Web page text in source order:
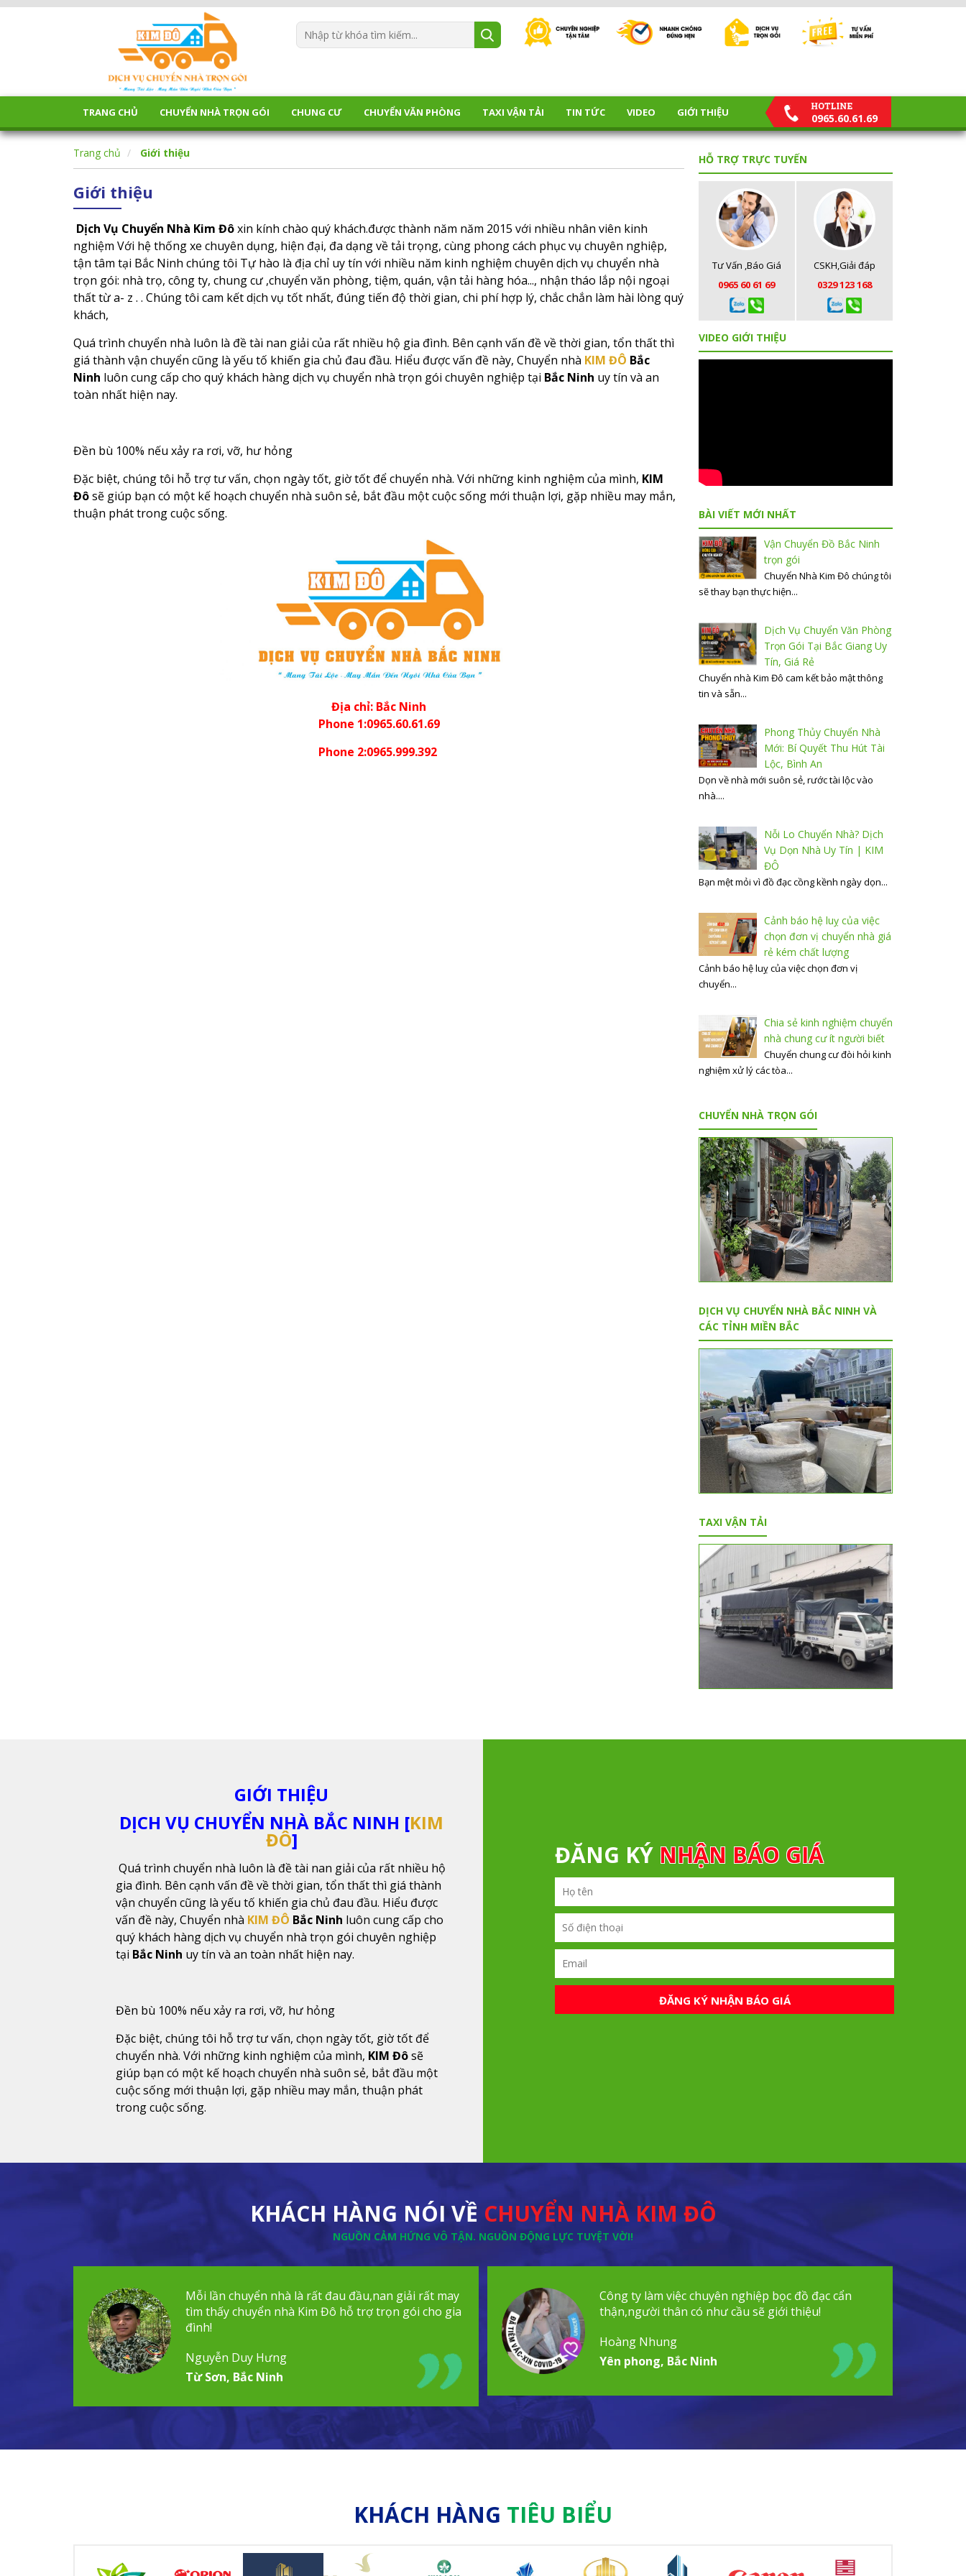
TRANG CHỦ CHUYỂN NHÀ TRỌN GÓI CHUNG CƯ CHUYỂN VĂN PHÒNG TAXI VẬN TẢI TIN TỨC VIDEO GIỚI THIỆU 0965.60.61.69
Trang chủ Giới thiệu
Giới thiệu
Dịch Vụ Chuyển Nhà Kim Đôxin kính chào quý khách.được thành năm năm 2015 với nhiều nhân viên kinh
nghiệm Với hệ thống xe chuyên dụng, hiện đại, đa dạng về tải trọng, cùng phong cách phục vụ chuyên nghiệp,
tận tâm tại Bắc Ninh chúng tôi Tự hào là địa chỉ uy tín với nhiều năm kinh nghiệm chuyên dịch vụ chuyển nhà
trọn gói: nhà trọ, công ty, chung cư ,chuyển văn phòng, tiệm, quán, vận tải hàng hóa..., nhận tháo lắp nội ngoại
thất từ a- z . . Chúng tôi cam kết dịch vụ tốt nhất, đúng tiến độ thời gian, chi phí hợp lý, chắc chắn làm hài lòng quý
khách,
Quá trình chuyển nhà luôn là đề tài nan giải của rất nhiều hộ gia đình. Bên cạnh vấn đề về thời gian, tổn thất thì
giá thành vận chuyển cũng là yếu tố khiến gia chủ đau đầu. Hiểu được vấn đề này, Chuyển nhà KIM ĐÔ Bắc
Ninh luôn cung cấp cho quý khách hàng dịch vụ chuyển nhà trọn gói chuyên nghiệp tại Bắc Ninh uy tín và an
toàn nhất hiện nay.
Đền bù 100% nếu xảy ra rơi, vỡ, hư hỏng
Đặc biệt, chúng tôi hỗ trợ tư vấn, chọn ngày tốt, giờ tốt để chuyển nhà. Với những kinh nghiệm của mình, KIM
Đôsẽ giúp bạn có một kế hoạch chuyển nhà suôn sẻ, bắt đầu một cuộc sống mới thuận lợi, gặp nhiều may mắn,
thuận phát trong cuộc sống.
Địa chỉ: Bắc Ninh
Phone 1:0965.60.61.69
Phone 2:0965.999.392
HỖ TRỢ TRỰC TUYẾN
Tư Vấn ,Báo Giá
0965 60 61 69
CSKH,Giải đáp
0329 123 168
VIDEO GIỚI THIỆU
BÀI VIẾT MỚI NHẤT
Vận Chuyển Đồ Bắc Ninh
trọn gói
Chuyển Nhà Kim Đô chúng tôi
sẽ thay bạn thực hiện...
Dịch Vụ Chuyển Văn Phòng
Trọn Gói Tại Bắc Giang Uy
Tín, Giá Rẻ
Chuyển nhà Kim Đô cam kết bảo mật thông
tin và sẵn...
Phong Thủy Chuyển Nhà
Mới: Bí Quyết Thu Hút Tài
Lộc, Bình An
Dọn về nhà mới suôn sẻ, rước tài lộc vào
nhà....
Nỗi Lo Chuyển Nhà? Dịch
Vụ Dọn Nhà Uy Tín | KIM
ĐÔ
Bạn mệt mỏi vì đồ đạc cồng kềnh ngày dọn...
Cảnh báo hệ luỵ của việc
chọn đơn vị chuyển nhà giá
rẻ kém chất lượng
Cảnh báo hệ luỵ của việc chọn đơn vị
chuyển...
Chia sẻ kinh nghiệm chuyển
nhà chung cư ít người biết
Chuyển chung cư đòi hỏi kinh
nghiệm xử lý các tòa...
CHUYỂN NHÀ TRỌN GÓI
DỊCH VỤ CHUYỂN NHÀ BẮC NINH VÀ
CÁC TỈNH MIỀN BẮC
TAXI VẬN TẢI
GIỚI THIỆU
DỊCH VỤ CHUYỂN NHÀ BẮC NINH [KIM
ĐÔ]
Quá trình chuyển nhà luôn là đề tài nan giải của rất nhiều hộ
gia đình. Bên cạnh vấn đề về thời gian, tổn thất thì giá thành
vận chuyển cũng là yếu tố khiến gia chủ đau đầu. Hiểu được
vấn đề này, Chuyển nhà KIM ĐÔ Bắc Ninh luôn cung cấp cho
quý khách hàng dịch vụ chuyển nhà trọn gói chuyên nghiệp
tại Bắc Ninh uy tín và an toàn nhất hiện nay.
Đền bù 100% nếu xảy ra rơi, vỡ, hư hỏng
Đặc biệt, chúng tôi hỗ trợ tư vấn, chọn ngày tốt, giờ tốt để
chuyển nhà. Với những kinh nghiệm của mình, KIM Đôsẽ
giúp bạn có một kế hoạch chuyển nhà suôn sẻ, bắt đầu một
cuộc sống mới thuận lợi, gặp nhiều may mắn, thuận phát
trong cuộc sống.
ĐĂNG KÝ NHẬN BÁO GIÁ
ĐĂNG KÝ NHẬN BÁO GIÁ
KHÁCH HÀNG NÓI VỀ CHUYỂN NHÀ KIM ĐÔ
NGUỒN CẢM HỨNG VÔ TẬN. NGUỒN ĐỘNG LỰC TUYỆT VỜI!
Mỗi lần chuyển nhà là rất đau đầu,nan giải rất may
tìm thấy chuyển nhà Kim Đô hỗ trợ trọn gói cho gia
đình!
Nguyễn Duy Hưng
Từ Sơn, Bắc Ninh
Công ty làm việc chuyên nghiệp bọc đồ đạc cẩn
thận,người thân có như cầu sẽ giới thiệu!
Hoàng Nhung
Yên phong, Bắc Ninh
KHÁCH HÀNG TIÊU BIỂU